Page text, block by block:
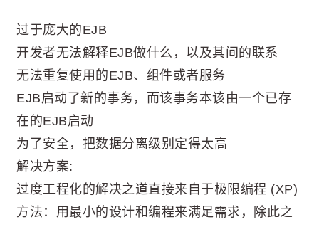
过于庞大的EJB
开发者无法解释EJB做什么，以及其间的联系
无法重复使用的EJB、组件或者服务
EJB启动了新的事务，而该事务本该由一个已存
在的EJB启动
为了安全，把数据分离级别定得太高
解决方案:
过度工程化的解决之道直接来自于极限编程 (XP)
方法：用最小的设计和编程来满足需求，除此之